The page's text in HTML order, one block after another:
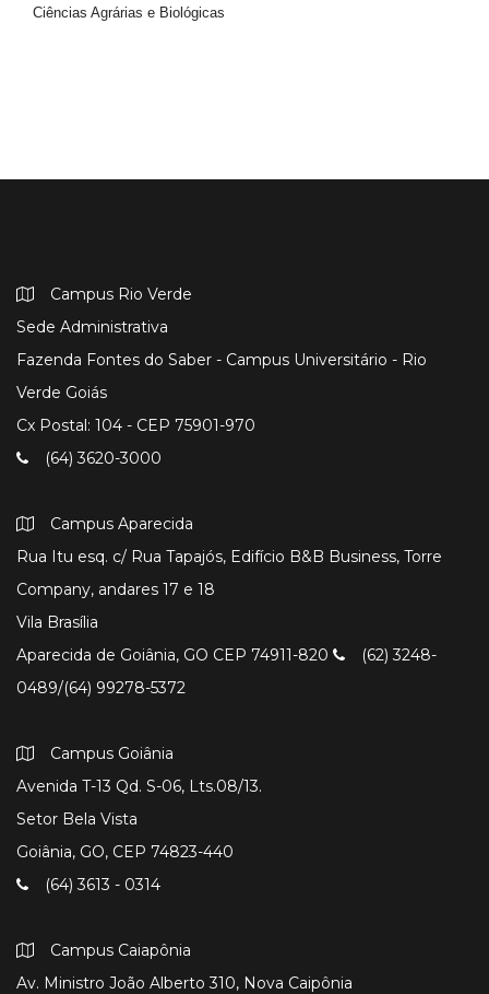
Ciências Agrárias e Biológicas
Campus Rio Verde
Sede Administrativa
Fazenda Fontes do Saber - Campus Universitário - Rio
Verde Goiás
Cx Postal: 104 - CEP 75901-970
(64) 3620-3000
Campus Aparecida
Rua Itu esq. c/ Rua Tapajós, Edifício B&B Business, Torre
Company, andares 17 e 18
Vila Brasília
Aparecida de Goiânia, GO CEP 74911-820
(62) 3248-
0489/(64) 99278-5372
Campus Goiânia
Avenida T-13 Qd. S-06, Lts.08/13.
Setor Bela Vista
Goiânia, GO, CEP 74823-440
(64) 3613 - 0314
Campus Caiapônia
Av. Ministro João Alberto 310, Nova Caipônia